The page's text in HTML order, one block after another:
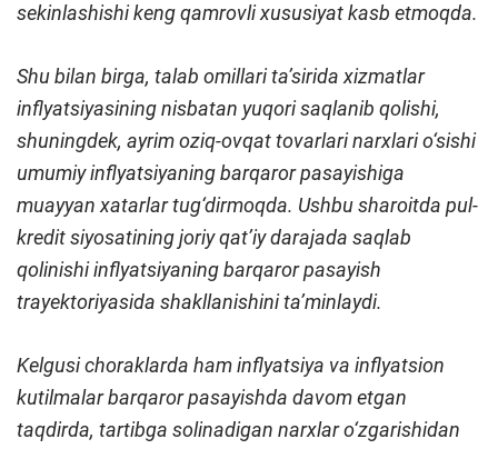
sekinlashishi keng qamrovli xususiyat kasb etmoqda.
Shu bilan birga, talab omillari ta’sirida xizmatlar
inflyatsiyasining nisbatan yuqori saqlanib qolishi,
shuningdek, ayrim oziq-ovqat tovarlari narxlari o‘sishi
umumiy inflyatsiyaning barqaror pasayishiga
muayyan xatarlar tug‘dirmoqda. Ushbu sharoitda pul-
kredit siyosatining joriy qat’iy darajada saqlab
qolinishi inflyatsiyaning barqaror pasayish
trayektoriyasida shakllanishini ta’minlaydi.
Kelgusi choraklarda ham inflyatsiya va inflyatsion
kutilmalar barqaror pasayishda davom etgan
taqdirda, tartibga solinadigan narxlar o‘zgarishidan